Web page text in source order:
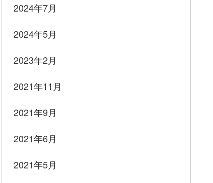
2024年7月
2024年5月
2023年2月
2021年11月
2021年9月
2021年6月
2021年5月